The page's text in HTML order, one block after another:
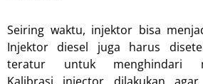
Seiring waktu, injektor bisa
Injektor diesel juga harus
teratur untuk menghindari